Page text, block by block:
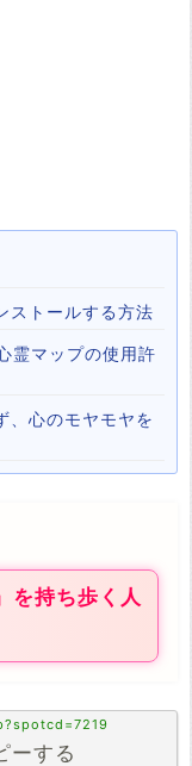
ストールする方法
霊マップの使用許
、心のモヤモヤを
を持ち歩く人
ーする